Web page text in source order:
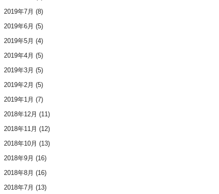
2019年7月 (8)
2019年6月 (5)
2019年5月 (4)
2019年4月 (5)
2019年3月 (5)
2019年2月 (5)
2019年1月 (7)
2018年12月 (11)
2018年11月 (12)
2018年10月 (13)
2018年9月 (16)
2018年8月 (16)
2018年7月 (13)